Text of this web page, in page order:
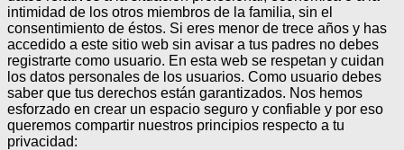
intimidad de los otros miembros de la familia, sin el
consentimiento de éstos. Si eres menor de trece años y has
accedido a este sitio web sin avisar a tus padres no debes
registrarte como usuario. En esta web se respetan y cuidan
los datos personales de los usuarios. Como usuario debes
saber que tus derechos están garantizados. Nos hemos
esforzado en crear un espacio seguro y confiable y por eso
queremos compartir nuestros principios respecto a tu
privacidad: